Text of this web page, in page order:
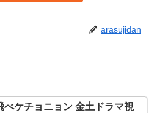
arasujidan
べケチョニョン 金土ドラマ視